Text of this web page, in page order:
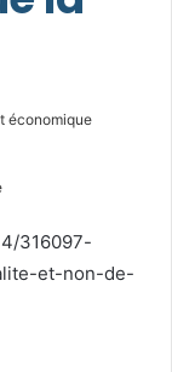
économique
316097-
et-non-de-